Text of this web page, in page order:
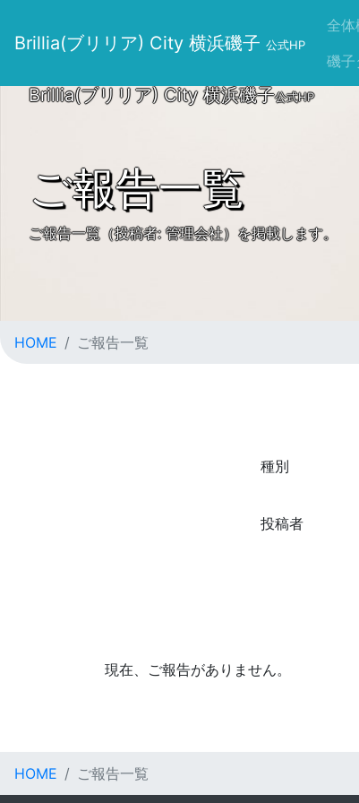
Brillia(ブリリア) City 横浜磯子 公式HP
全体
磯子
横浜プリンスホテル跡地に建てた1230戸の大規模マンション Brillia(
Brillia(ブリリア) City 横浜磯子公式HP
ご報告一覧
ご報告一覧（投稿者: 管理会社）を掲載します。
HOME ご報告一覧
種別
投稿者
現在、ご報告がありません。
HOME ご報告一覧